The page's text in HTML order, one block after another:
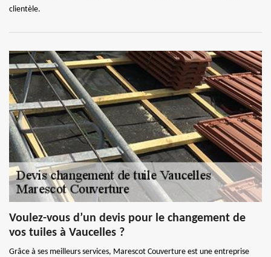
clientèle.
Voulez-vous d’un devis pour le changement de
vos tuiles à Vaucelles ?
Grâce à ses meilleurs services, Marescot Couverture est une entreprise